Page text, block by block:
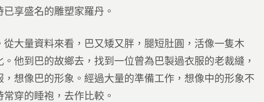
享盛名的雕塑家羅丹。
大量資料來看，巴又矮又胖，腿短肚圓，活像一隻木
他到巴的故鄉去，找到一位曾為巴製過衣服的老裁縫，
想像巴的形象。經過大量的準備工作，想像中的形象不
穿的睡袍，去作比較。